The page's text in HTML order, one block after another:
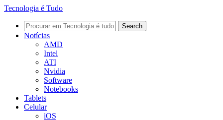
Tecnologia é Tudo
Notícias
AMD
Intel
ATI
Nvidia
Software
Notebooks
Tablets
Celular
iOS